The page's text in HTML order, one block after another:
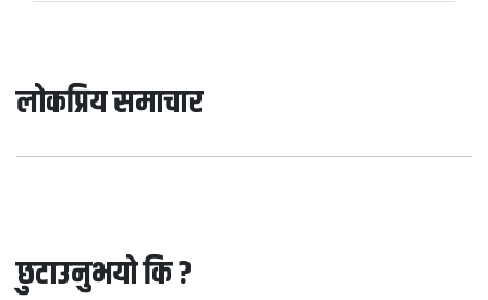
लोकप्रिय समाचार
छुटाउनुभयो कि ?